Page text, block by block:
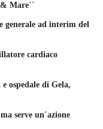
Mare´´
generale ad interim del
cardiaco
ospedale di Gela,
serve un´azione